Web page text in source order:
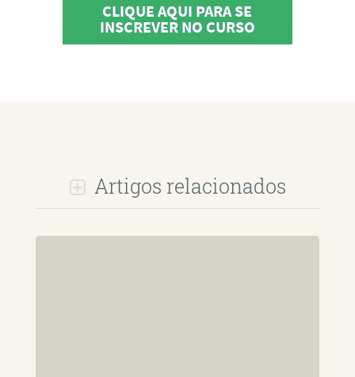
CLIQUE AQUI PARA SE
INSCREVER NO CURSO
Artigos relacionados